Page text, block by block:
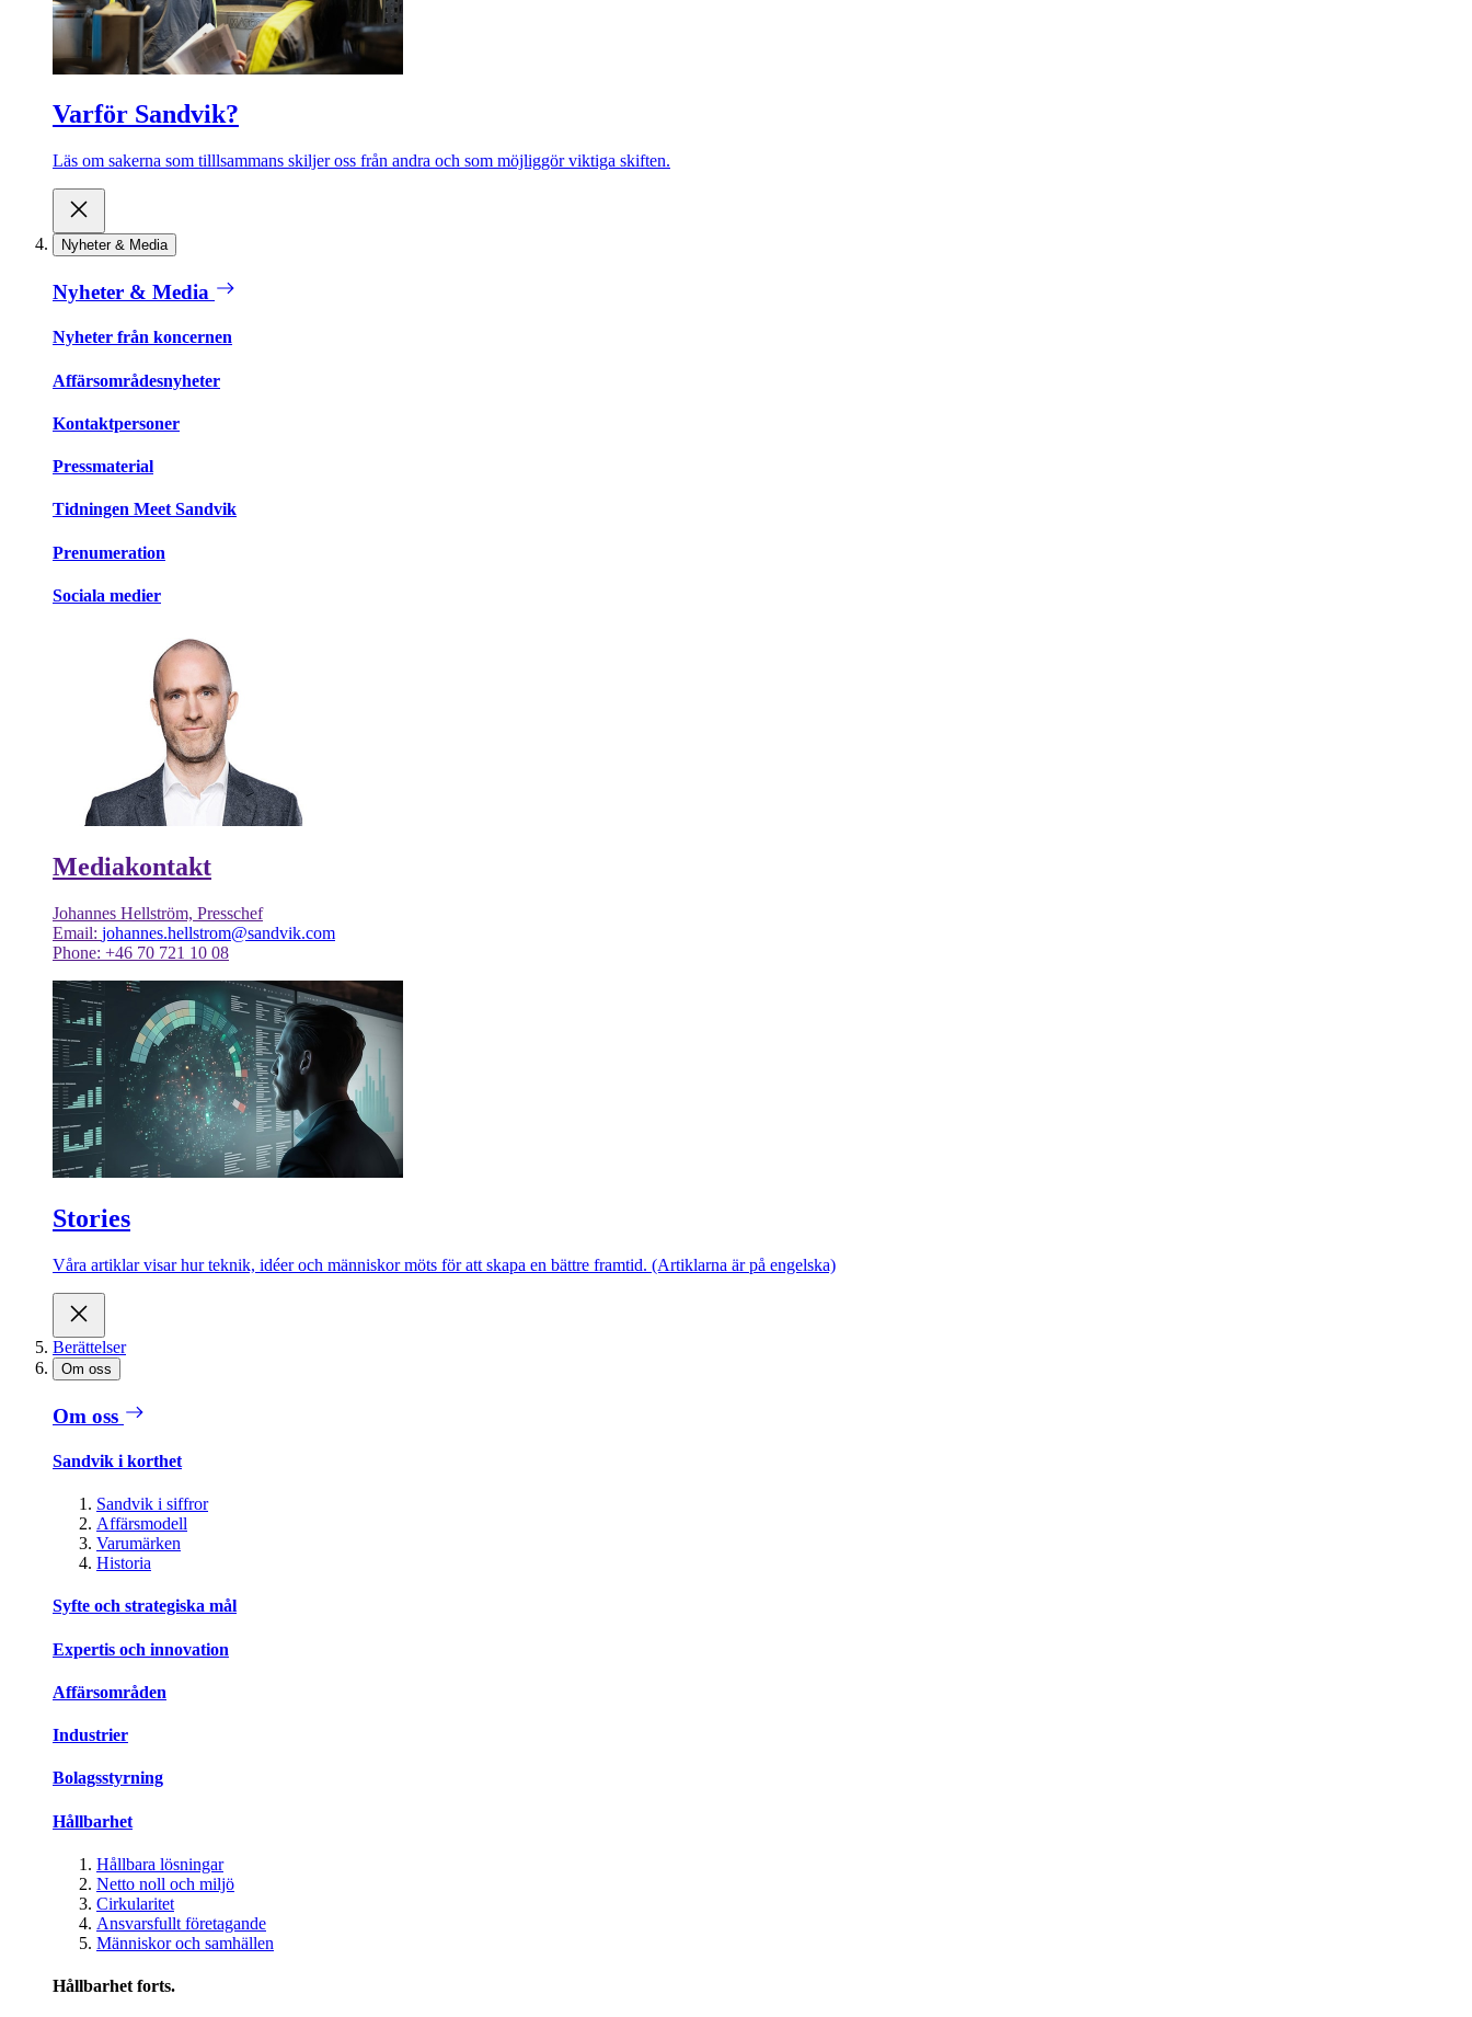
Varför Sandvik?
Läs om sakerna som tilllsammans skiljer oss från andra och som möjliggör viktiga skiften.
Nyheter & Media
Nyheter & Media
Nyheter från koncernen
Affärsområdesnyheter
Kontaktpersoner
Pressmaterial
Tidningen Meet Sandvik
Prenumeration
Sociala medier
Mediakontakt
Johannes Hellström, Presschef
Email: johannes.hellstrom@sandvik.com
Phone: +46 70 721 10 08
Stories
Våra artiklar visar hur teknik, idéer och människor möts för att skapa en bättre framtid. (Artiklarna är på engelska)
Berättelser
Om oss
Om oss
Sandvik i korthet
Sandvik i siffror
Affärsmodell
Varumärken
Historia
Syfte och strategiska mål
Expertis och innovation
Affärsområden
Industrier
Bolagsstyrning
Hållbarhet
Hållbara lösningar
Netto noll och miljö
Cirkularitet
Ansvarsfullt företagande
Människor och samhällen
Hållbarhet forts.